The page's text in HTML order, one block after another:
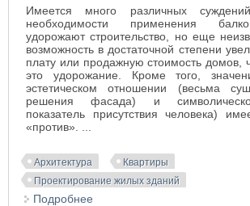
Имеется много различных
необходимости применения
удорожают строительство, но еще
возможность в достаточной степени
плату или продажную стоимость домов,
это удорожание. Кроме того,
эстетическом отношении (весьма
решения фасада) и
показатель присутствия человека)
«против». ...
Архитектура
Квартиры
Проектирование жилых зданий
Подробнее